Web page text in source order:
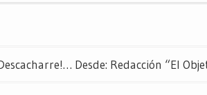
Desde: Redacción “El